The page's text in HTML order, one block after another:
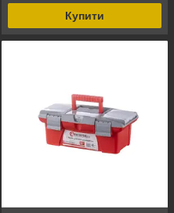
Купити